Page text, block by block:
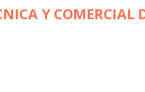
Y COMERCIAL